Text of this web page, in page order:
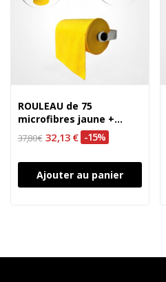
ROULEAU de 75
microfibres jaune +
SUPPORT en Inox
37,80 € 32,13 € -15%
Ajouter au panier